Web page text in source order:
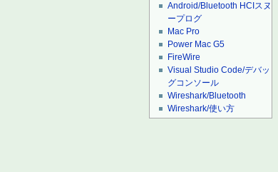
Android/Bluetooth HCIスヌ
ープログ
Mac Pro
Power Mac G5
FireWire
Visual Studio Code/デバッ
グコンソール
Wireshark/Bluetooth
Wireshark/使い方